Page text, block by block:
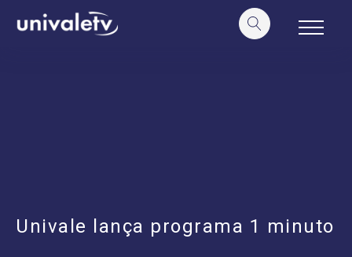
conteúdo
Univale lança programa 1 minuto